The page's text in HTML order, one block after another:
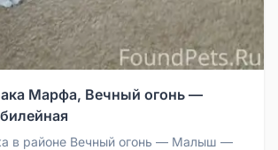
Марфа, Вечный огонь —
в районе Вечный огонь — Малыш —